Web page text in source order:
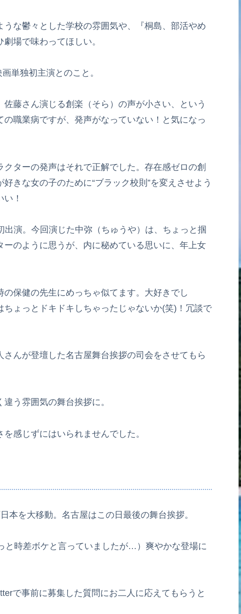
な鬱々とした学校の雰囲気や、『桐島、部活やめ
場で味わってほしい。
単独初主演とのこと。
藤さん演じる創楽（そら）の声が小さい、という
職業病ですが、発声がなっていない！と気になっ
ターの発声はそれで正解でした。存在感ゼロの創
きな女の子のために“ブラック校則”を変えさせよう
！
演。今回演じた中弥（ちゅうや）は、ちょっと掴
のように思うが、内に秘めている思いに、年上女
の保健の先生にめっちゃ似てます。大好きでし
ょっとドキドキしちゃったじゃないか(笑)！冗談で
んが登壇した名古屋舞台挨拶の司会をさせてもら
う雰囲気の舞台挨拶に。
感じずにはいられませんでした。
本を大移動。名古屋はこの日最後の舞台挨拶。
と時差ボケと言っていましたが…）爽やかな登場に
で事前に募集した質問にお二人に応えてもらうと